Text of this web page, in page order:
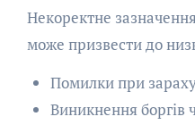
Некоректне
може призвести до
Помилки при
Виникнення боргів